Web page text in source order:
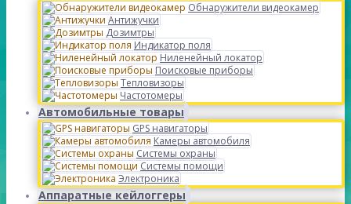
Обнаружители видеокамер
Антижучки
Дозимтры
Индикатор поля
Ниленейный локатор
Поисковые приборы
Тепловизоры
Частотомеры
Автомобильные товары
GPS навигаторы
Камеры автомобиля
Системы охраны
Системы помощи
Электроника
Аппаратные кейлоггеры